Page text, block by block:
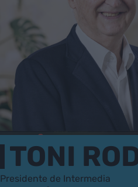
TONI
Presidente de Intermedia